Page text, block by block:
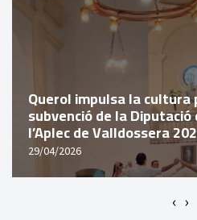
Querol impulsa la cultura
subvenció de la
l’Aplec de Valldossera
29/04/2026
‹ ›